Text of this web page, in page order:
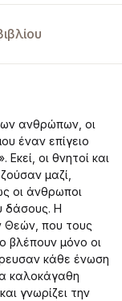
ανθρώπων, οι
έναν επίγειο
οι θνητοί και
μαζί,
οι άνθρωποι
δάσους. Η
Θεών, που τους
βλέπουν μόνο οι
κάθε ένωση
καλοκάγαθη
γνωρίζει την